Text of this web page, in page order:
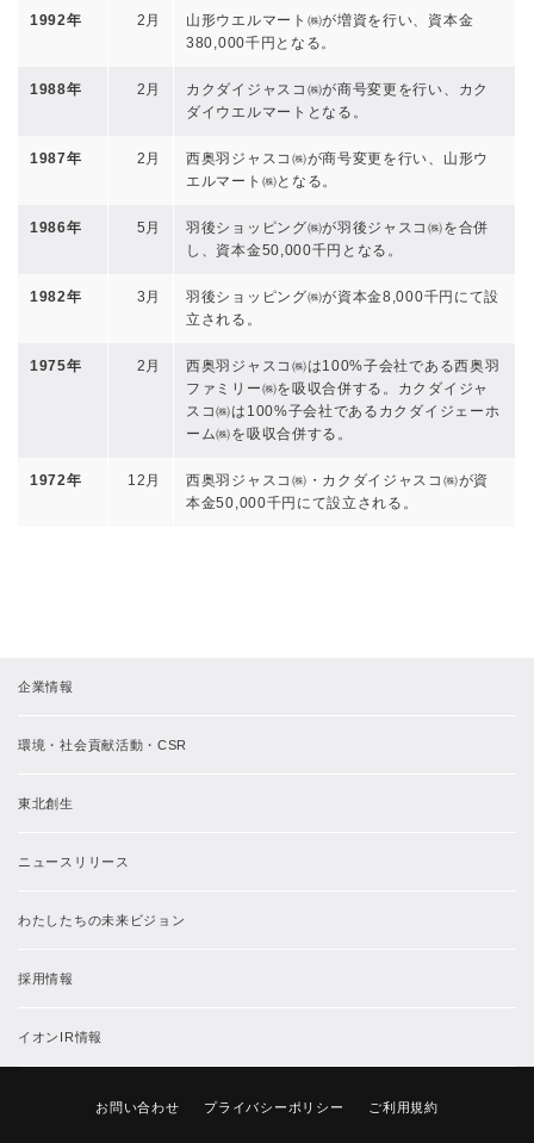
1992年 2月
山形ウエルマート㈱が増資を行い、資本金
380,000千円となる。
1988年 2月
カクダイジャスコ㈱が商号変更を行い、カク
ダイウエルマートとなる。
1987年 2月
西奥羽ジャスコ㈱が商号変更を行い、山形ウ
エルマート㈱となる。
1986年 5月
羽後ショッピング㈱が羽後ジャスコ㈱を合併
し、資本金50,000千円となる。
1982年 3月
羽後ショッピング㈱が資本金8,000千円にて設
立される。
1975年 2月
西奥羽ジャスコ㈱は100%子会社である西奥羽
ファミリー㈱を吸収合併する。カクダイジャ
スコ㈱は100%子会社であるカクダイジェーホ
ーム㈱を吸収合併する。
1972年 12月
西奥羽ジャスコ㈱・カクダイジャスコ㈱が資
本金50,000千円にて設立される。
企業情報
環境・社会貢献活動・CSR
東北創生
ニュースリリース
わたしたちの未来ビジョン
採用情報
イオンIR情報
お問い合わせ プライバシーポリシー ご利用規約